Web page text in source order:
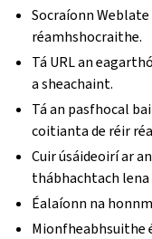
Socraíonn
réamhshocraithe.
Tá URL an
a sheachaint.
Tá an pasfhocal
coitianta de réir
Cuir úsáideoirí ar
thábhachtach
Éalaíonn na
Mionfheabhsuithe